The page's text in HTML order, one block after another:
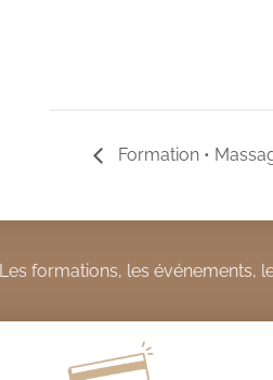
Formation •
Les formations, les événements,